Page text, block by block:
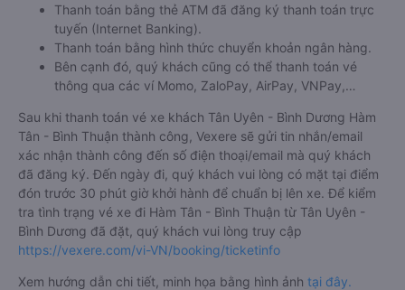
Thanh toán bằng thẻ ATM đã đăng ký thanh toán trực
tuyến (Internet Banking).
Thanh toán bằng hình thức chuyển khoản ngân hàng.
Bên cạnh đó, quý khách cũng có thể thanh toán vé
thông qua các ví Momo, ZaloPay, AirPay, VNPay,…
Sau khi thanh toán vé xe khách Tân Uyên - Bình Dương Hàm
Tân - Bình Thuận thành công, Vexere sẽ gửi tin nhắn/email
xác nhận thành công đến số điện thoại/email mà quý khách
đã đăng ký. Đến ngày đi, quý khách vui lòng có mặt tại điểm
đón trước 30 phút giờ khởi hành để chuẩn bị lên xe. Để kiểm
tra tình trạng vé xe đi Hàm Tân - Bình Thuận từ Tân Uyên -
Bình Dương đã đặt, quý khách vui lòng truy cập
https://vexere.com/vi-VN/booking/ticketinfo
Xem hướng dẫn chi tiết, minh họa bằng hình ảnh tại đây.